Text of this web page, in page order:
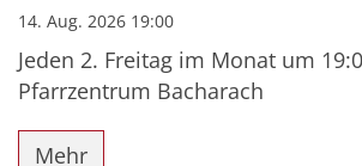
14. Aug. 2026 19:00
Jeden 2. Freitag im Monat um
Pfarrzentrum Bacharach
Mehr